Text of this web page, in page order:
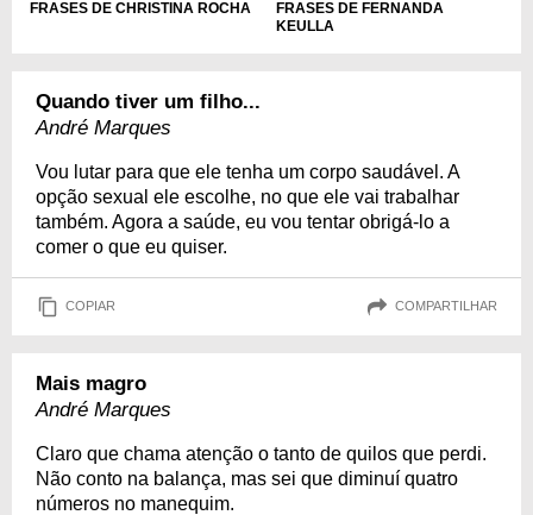
FRASES DE CHRISTINA ROCHA
FRASES DE FERNANDA
KEULLA
Quando tiver um filho...
André Marques
Vou lutar para que ele tenha um corpo saudável. A
opção sexual ele escolhe, no que ele vai trabalhar
também. Agora a saúde, eu vou tentar obrigá-lo a
comer o que eu quiser.
COPIAR COMPARTILHAR
Mais magro
André Marques
Claro que chama atenção o tanto de quilos que perdi.
Não conto na balança, mas sei que diminuí quatro
números no manequim.